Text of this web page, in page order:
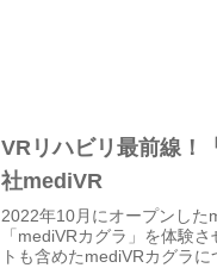
VRリハビリ最前線！
社mediVR
2022年10月にオープンした
「mediVRカグラ」を体験
トも含めたmediVRカグラに